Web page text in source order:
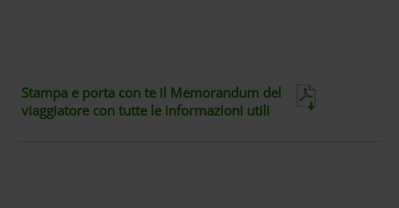
Stampa e porta con te il Memorandum del
viaggiatore con tutte le informazioni utili